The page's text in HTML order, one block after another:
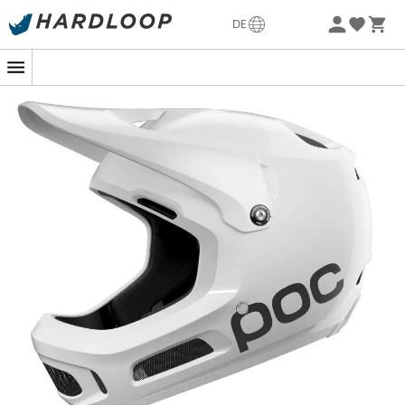
DE
Sommerangebote🔥 -5% EXTRA ab 2 Produkten* Code
Coron Air MIPS ist ein vollständiger MTB-Helm
Marke
POC. Er bringt Komfort und vor allem Schutz auf
das nächste Level.POChat hier einen sicheren und
ausreichend belüfteten Helm geschaffen, der den
ganzen Tag über getragen werden kann. Egal ob bei